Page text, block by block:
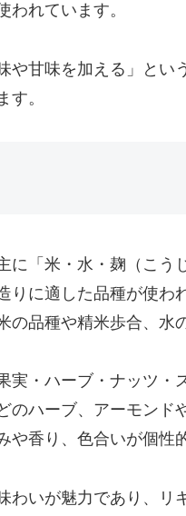
れています。
甘味を加える」と
。
「米・水・麹（こ
に適した品種が使
品種や精米歩合、水
・ハーブ・ナッツ
ハーブ、アーモン
や香り、色合いが個性
いが魅力であり、